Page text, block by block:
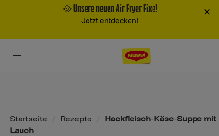
🥘 Unsere neuen Air Fryer Fixe!
Jetzt entdecken!
×
Pfadnavigation
Startseite Rezepte
Hackfleisch-Käse-Suppe mit
Lauch